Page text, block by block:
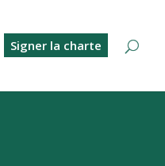
Signer la charte